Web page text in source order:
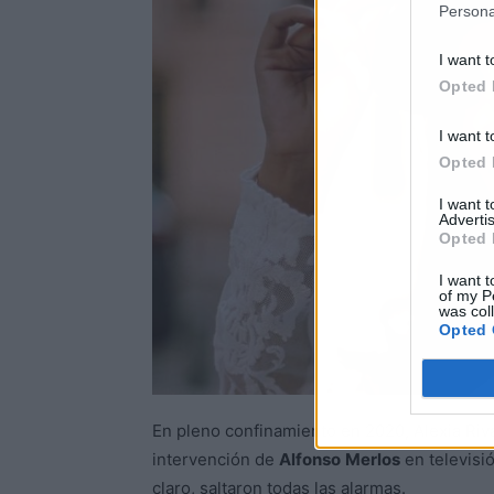
I want
Opted
I want
Opted
I want
Opted
I want
of my
was
Opted
En pleno confinamiento en 2020, Alexia
intervención de Alfonso Merlos en
claro, saltaron todas las alarmas.